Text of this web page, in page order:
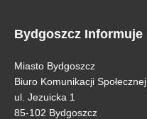
Bydgoszcz Informuje
Miasto Bydgoszcz
Biuro Komunikacji Społecznej
ul. Jezuicka 1
85-102 Bydgoszcz